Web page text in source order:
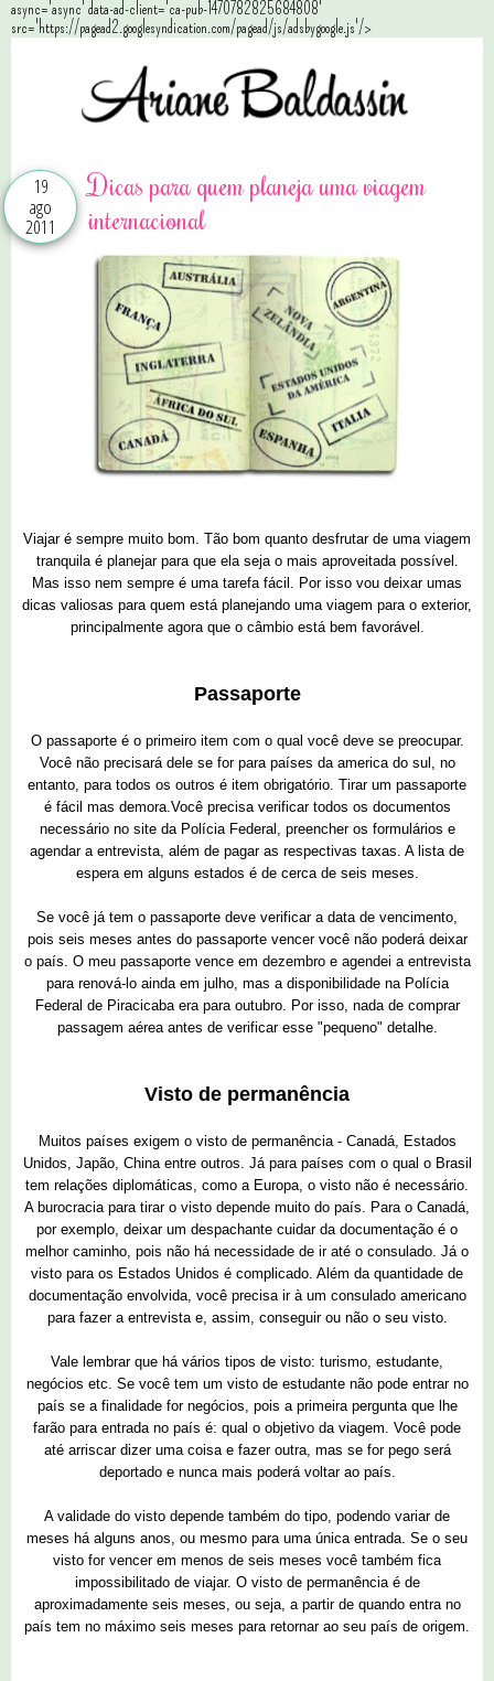
async='async' data-ad-client='ca-pub-1470782825684808'
src='https://pagead2.googlesyndication.com/pagead/js/adsbygoogle.js'/>
19
ago
2011
Dicas para quem planeja uma viagem
internacional
Viajar é sempre muito bom. Tão bom quanto desfrutar de uma viagem
tranquila é planejar para que ela seja o mais aproveitada possível.
Mas isso nem sempre é uma tarefa fácil. Por isso vou deixar umas
dicas valiosas para quem está planejando uma viagem para o exterior,
principalmente agora que o câmbio está bem favorável.
Passaporte
O passaporte é o primeiro item com o qual você deve se preocupar.
Você não precisará dele se for para países da america do sul, no
entanto, para todos os outros é item obrigatório. Tirar um passaporte
é fácil mas demora.Você precisa verificar todos os documentos
necessário no site da Polícia Federal, preencher os formulários e
agendar a entrevista, além de pagar as respectivas taxas. A lista de
espera em alguns estados é de cerca de seis meses.
Se você já tem o passaporte deve verificar a data de vencimento,
pois seis meses antes do passaporte vencer você não poderá deixar
o país. O meu passaporte vence em dezembro e agendei a entrevista
para renová-lo ainda em julho, mas a disponibilidade na Polícia
Federal de Piracicaba era para outubro. Por isso, nada de comprar
passagem aérea antes de verificar esse "pequeno" detalhe.
Visto de permanência
Muitos países exigem o visto de permanência - Canadá, Estados
Unidos, Japão, China entre outros. Já para países com o qual o Brasil
tem relações diplomáticas, como a Europa, o visto não é necessário.
A burocracia para tirar o visto depende muito do país. Para o Canadá,
por exemplo, deixar um despachante cuidar da documentação é o
melhor caminho, pois não há necessidade de ir até o consulado. Já o
visto para os Estados Unidos é complicado. Além da quantidade de
documentação envolvida, você precisa ir à um consulado americano
para fazer a entrevista e, assim, conseguir ou não o seu visto.
Vale lembrar que há vários tipos de visto: turismo, estudante,
negócios etc. Se você tem um visto de estudante não pode entrar no
país se a finalidade for negócios, pois a primeira pergunta que lhe
farão para entrada no país é: qual o objetivo da viagem. Você pode
até arriscar dizer uma coisa e fazer outra, mas se for pego será
deportado e nunca mais poderá voltar ao país.
A validade do visto depende também do tipo, podendo variar de
meses há alguns anos, ou mesmo para uma única entrada. Se o seu
visto for vencer em menos de seis meses você também fica
impossibilitado de viajar. O visto de permanência é de
aproximadamente seis meses, ou seja, a partir de quando entra no
país tem no máximo seis meses para retornar ao seu país de origem.